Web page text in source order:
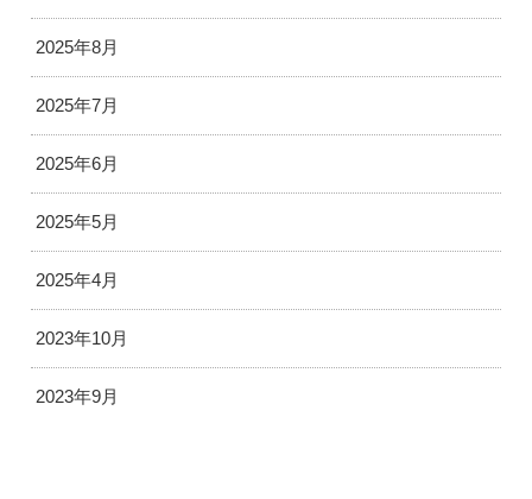
2025年8月
2025年7月
2025年6月
2025年5月
2025年4月
2023年10月
2023年9月